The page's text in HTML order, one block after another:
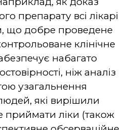
препарату всі лікарі
що добре проведене
клінічне
набагато
ніж аналіз
узагальнення
які вирішили
ліки (також